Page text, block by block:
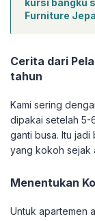
kursi bangku
Furniture
Cerita dari
tahun
Kami sering
dipakai setelah 5-
ganti busa. Itu
yang kokoh sejak
Menentukan
Untuk apartemen